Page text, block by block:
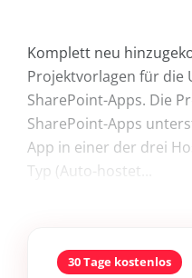
Komplett neu
Projektvorlagen für die
SharePoint-Apps. Die
SharePoint-Apps
App in einer der drei
Typ (Auto-hostet...
30 Tage kostenlos